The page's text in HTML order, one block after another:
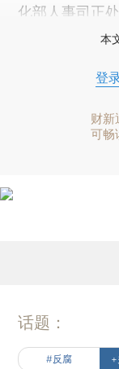
化部人事司正
本
登
财新
可畅
话题：
#反腐 +